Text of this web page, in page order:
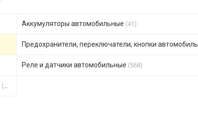
Аккумуляторы автомобильные (41)
Реле и датчики автомобильные (568)
(123)